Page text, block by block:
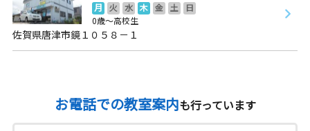
月 火 水 木 金 土
日
0歳～高校生
佐賀県唐津市鏡１０５８－１
お電話での教室案内も行っています